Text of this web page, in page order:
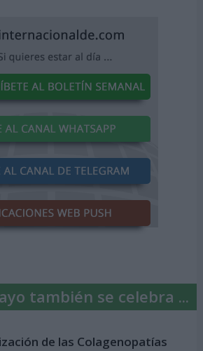
también se celebra ...
de las Colagenopatías